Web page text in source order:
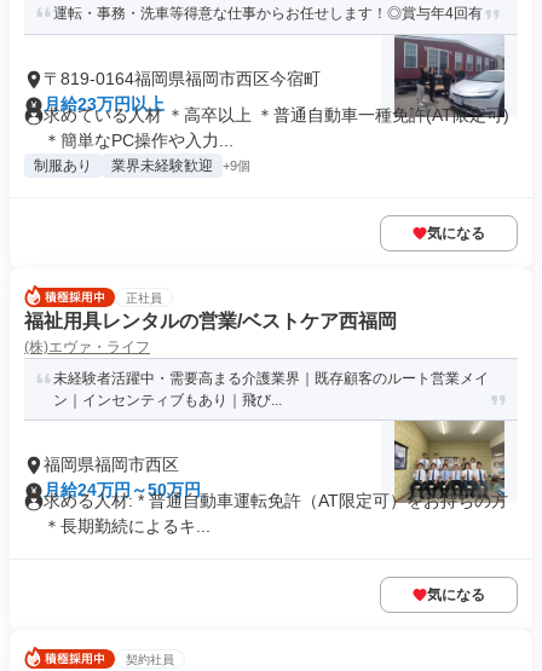
運転・事務・洗車等得意な仕事からお任せします！◎賞与年4回有
〒819-0164福岡県福岡市西区今宿町
月給23万円以上
求めている人材 ＊高卒以上 ＊普通自動車一種免許(AT限定可)
＊簡単なPC操作や入力...
制服あり 業界未経験歓迎 +9個
気になる
正社員
福祉用具レンタルの営業/ベストケア西福岡
(株)エヴァ・ライフ
未経験者活躍中・需要高まる介護業界｜既存顧客のルート営業メイ
ン｜インセンティブもあり｜飛び...
福岡県福岡市西区
月給24万円～50万円
求める人材: * 普通自動車運転免許（AT限定可）をお持ちの方
＊長期勤続によるキ...
気になる
契約社員